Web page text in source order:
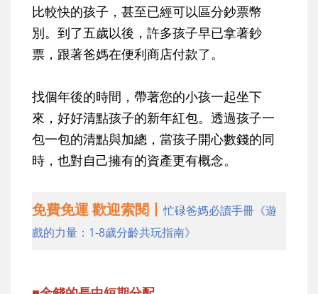
比較快的孩子，甚至已經可以區分鈔票幣
別。到了五歲以後，許多孩子早已拿著鈔
票，跟著爸媽在便利商店付款了。
找個年後的時間，帶著您的小孩一起坐下
來，好好清點孩子的新年紅包。透過孩子一
包一包的清點與加總，當孩子開心數錢的同
時，也對自己擁有的資產更有概念。
免費免運 歡迎索閱丨忙碌爸媽必讀手冊《遊
戲的力量：1-8歲分齡共玩指南》